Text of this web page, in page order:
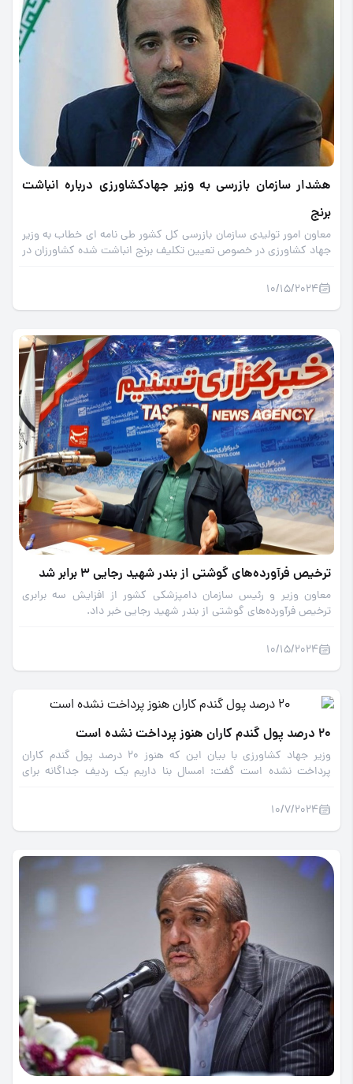
هشدار سازمان بازرسی به وزیر جهاد‌کشاورزی درباره انباشت
برنج
معاون امور تولیدی سازمان بازرسی کل کشور طی نامه ای خطاب به وزیر
جهاد کشاورزی در خصوص تعیین تکلیف برنج انباشت شده کشاورزان در
10/15/2024
ترخیص فرآورده‌های گوشتی از بندر شهید رجایی 3 برابر شد
معاون وزیر و رئیس سازمان دامپزشکی کشور از افزایش سه برابری
ترخیص فرآورده‌های گوشتی از بندر شهید رجایی خبر داد.
10/15/2024
20 درصد پول گندم کاران هنوز پرداخت نشده است
وزیر جهاد کشاورزی با بیان این که هنوز 20 درصد پول گندم کاران
پرداخت نشده است گفت: امسال بنا داریم یک ردیف جداگانه برای
گذشته پیش آمده بود رفع شود.
10/7/2024